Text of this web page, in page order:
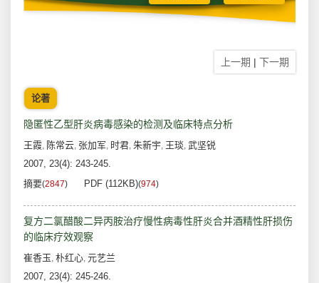
上一期 | 下一期
论著
隐匿性乙型肝炎病毒感染的检测及临床特点分析
王霞, 陈常云, 张加军, 时君, 朱新宇, 王琰, 武坚锐
2007, 23(4): 243-245.
摘要(2847) PDF (112KB)(974)
复方二氯醋酸二异丙胺治疗慢性病毒性肝炎合并酒精性肝损伤
的临床疗效观察
崔香玉, 朴红心, 元艺兰
2007, 23(4): 245-246.